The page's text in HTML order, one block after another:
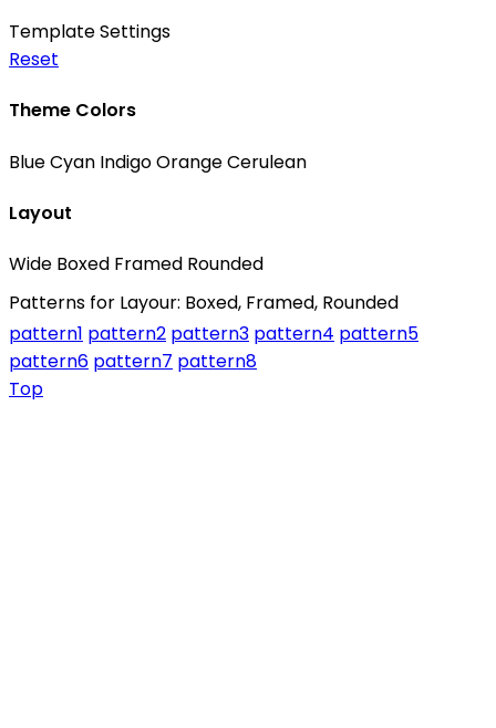
Template Settings
Reset
Theme Colors
BlueCyan IndigoOrangeCerulean
Layout
Wide Boxed Framed Rounded
Patterns for Layour: Boxed, Framed, Rounded
pattern1 pattern2 pattern3 pattern4 pattern5
pattern6 pattern7 pattern8
Top